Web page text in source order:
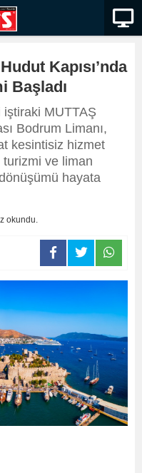
Kapısı’nda
Başladı
MUTTAŞ
Bodrum Limanı,
kesintisiz hizmet
turizmi ve liman
hayata
okundu.